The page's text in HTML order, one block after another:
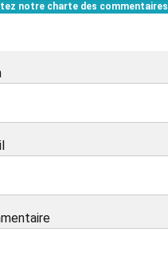
notre charte des commentaires